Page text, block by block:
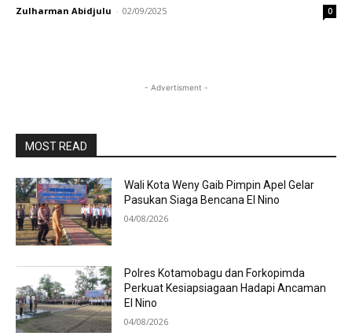
Zulharman Abidjulu - 02/09/2025 0
- Advertisment -
MOST READ
Wali Kota Weny Gaib Pimpin Apel Gelar
Pasukan Siaga Bencana El Nino
04/08/2026
Polres Kotamobagu dan Forkopimda
Perkuat Kesiapsiagaan Hadapi Ancaman
El Nino
04/08/2026